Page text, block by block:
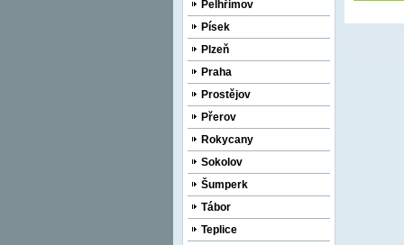
Pelhřimov
Písek
Plzeň
Praha
Prostějov
Přerov
Rokycany
Sokolov
Šumperk
Tábor
Teplice